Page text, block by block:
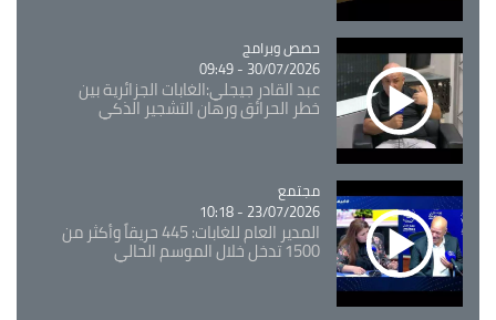
Catégorie
حصص وبرامج
30/07/2026 - 09:49
عبد القادر جيجلي:الغابات الجزائرية بين
خطر الحرائق ورهان التشجير الذكي
Catégorie
مجتمع
23/07/2026 - 10:18
المدير العام للغابات: 445 حريقاً وأكثر من
1500 تدخل خلال الموسم الحالي